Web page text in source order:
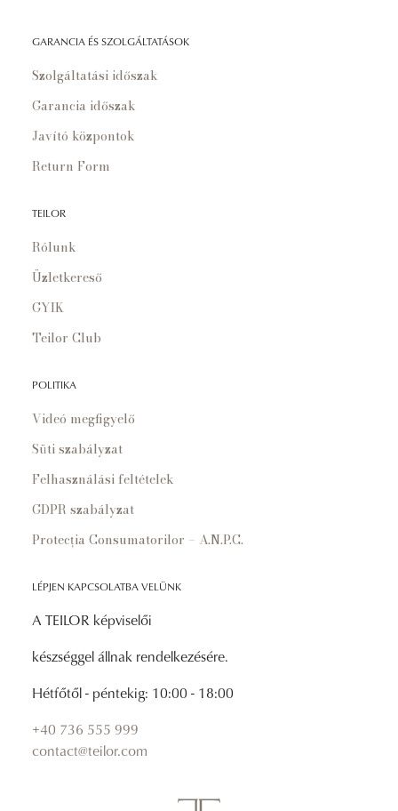
GARANCIA ÉS SZOLGÁLTATÁSOK
Szolgáltatási időszak
Garancia időszak
Javító központok
Return Form
TEILOR
Rólunk
Üzletkereső
GYIK
Teilor Club
POLITIKA
Videó megfigyelő
Süti szabályzat
Felhasználási feltételek
GDPR szabályzat
Protecția Consumatorilor – A.N.P.C.
LÉPJEN KAPCSOLATBA VELÜNK
A TEILOR képviselői
készséggel állnak rendelkezésére.
Hétfőtől - péntekig: 10:00 - 18:00
+40 736 555 999
contact@teilor.com